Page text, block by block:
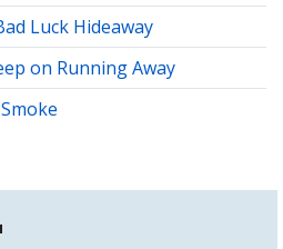
Luck Hideaway
on Running Away